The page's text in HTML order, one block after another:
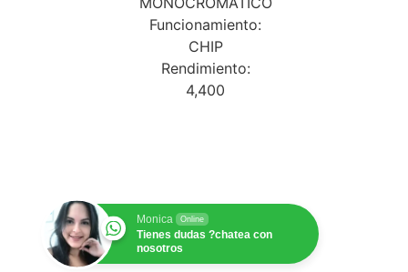
Funcionamiento:
CHIP
Rendimiento:
4,400
Monica Online
Tienes dudas ?chatea con
nosotros